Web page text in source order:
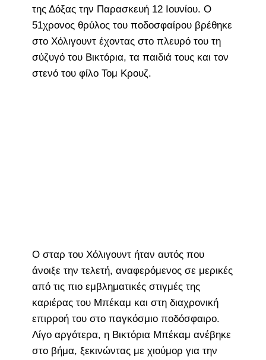
της Δόξας την Παρασκευή 12 Ιουνίου. Ο
51χρονος θρύλος του ποδοσφαίρου βρέθηκε
στο Χόλιγουντ έχοντας στο πλευρό του τη
σύζυγό του Βικτόρια, τα παιδιά τους και τον
στενό του φίλο Τομ Κρουζ.
Ο σταρ του Χόλιγουντ ήταν αυτός που
άνοιξε την τελετή, αναφερόμενος σε μερικές
από τις πιο εμβληματικές στιγμές της
καριέρας του Μπέκαμ και στη διαχρονική
επιρροή του στο παγκόσμιο ποδόσφαιρο.
Λίγο αργότερα, η Βικτόρια Μπέκαμ ανέβηκε
στο βήμα, ξεκινώντας με χιούμορ για την